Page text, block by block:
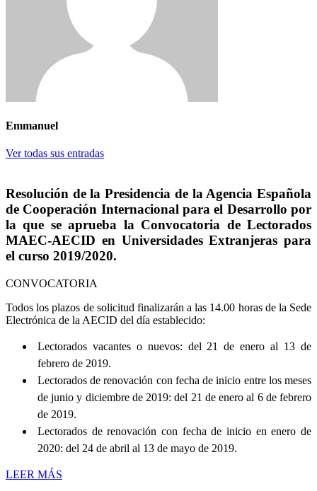
Emmanuel
Ver todas sus entradas
Resolución de la Presidencia de la Agencia Española
de Cooperación Internacional para el Desarrollo por
la que se aprueba la Convocatoria de Lectorados
MAEC-AECID en Universidades Extranjeras para
el curso 2019/2020.
CONVOCATORIA
Todos los plazos de solicitud finalizarán a las 14.00 horasde la Sede
Electrónica de la AECID del día establecido:
Lectorados vacantes o nuevos: del 21 de enero al 13 de
febrero de 2019.
Lectorados de renovación con fecha de inicio entre los meses
de junio y diciembre de 2019: del 21 de enero al 6 de febrero
de 2019.
Lectorados de renovación con fecha de inicio en enero de
2020: del 24 de abril al 13 de mayo de 2019.
LEER MÁS